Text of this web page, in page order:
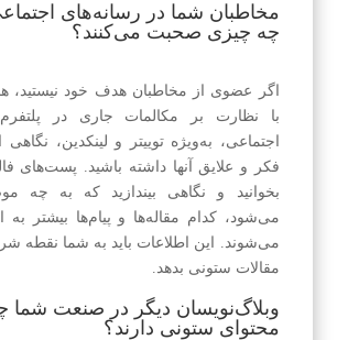
مخاطبان شما در رسانه‌های
چه چیزی صحبت می‌کنند؟
اگر عضوی از مخاطبان هدف خود نیستید،
با نظارت بر مکالمات جاری در
اجتماعی، به‌ویژه توییتر و لینکدین،
فکر و علایق آنها داشته باشید. پست‌های
بخوانید و نگاهی بیندازید که به چه
می‌شود، کدام مقاله‌ها و پیام‌ها بیشتر به
می‌شوند. این اطلاعات باید به شما نقطه
مقالات ستونی بدهد.
وبلاگ‌نویسان دیگر در صنعت شما
محتوای ستونی دارند؟